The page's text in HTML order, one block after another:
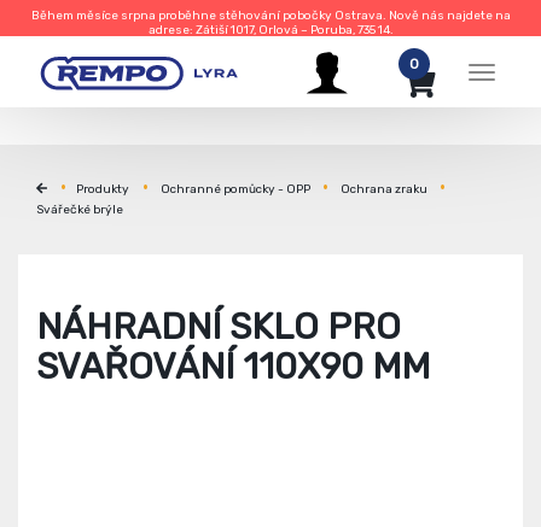
Během měsíce srpna proběhne stěhování pobočky Ostrava. Nově nás najdete na
adrese: Zátiší 1017, Orlová – Poruba, 735 14.
Menu
0
Produkty Ochranné pomůcky - OPP
Ochrana zraku
Svářečké brýle
NÁHRADNÍ SKLO PRO
SVAŘOVÁNÍ 110X90 MM